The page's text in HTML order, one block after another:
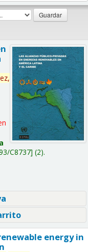
C8737 (2).
energy in